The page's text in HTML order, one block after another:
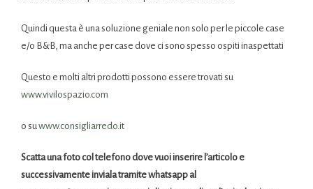
Quindi questa è una soluzione geniale non solo per le piccole case
e/o B&B, ma anche per case dove ci sono spesso ospiti inaspettati
Questo e molti altri prodotti possono essere trovati su
www.vivilospazio.com
o suwww.consigliarredo.it
Scatta una foto col telefono dove vuoi inserire l’articolo e
successivamente inviala tramite whatsapp al